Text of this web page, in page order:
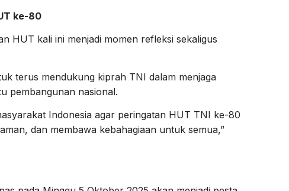
ke-80
HUT kali ini menjadi momen refleksi sekaligus
terus mendukung kiprah TNI dalam menjaga
pembangunan nasional.
Indonesia agar peringatan HUT TNI ke-80
dan membawa kebahagiaan untuk semua,”